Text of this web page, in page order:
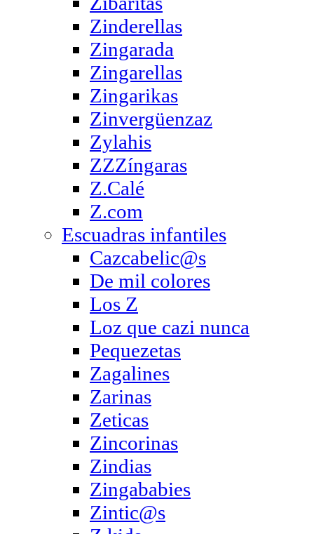
Zinderellas
Zingarada
Zingarellas
Zingarikas
Zinvergüenzaz
Zylahis
ZZZíngaras
Z.Calé
Z.com
Escuadras infantiles
Cazcabelic@s
De mil colores
Los Z
Loz que cazi nunca
Pequezetas
Zagalines
Zarinas
Zeticas
Zincorinas
Zindias
Zingababies
Zintic@s